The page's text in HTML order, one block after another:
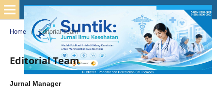
Home / Editorial Team
Editorial Team
Jurnal Manager